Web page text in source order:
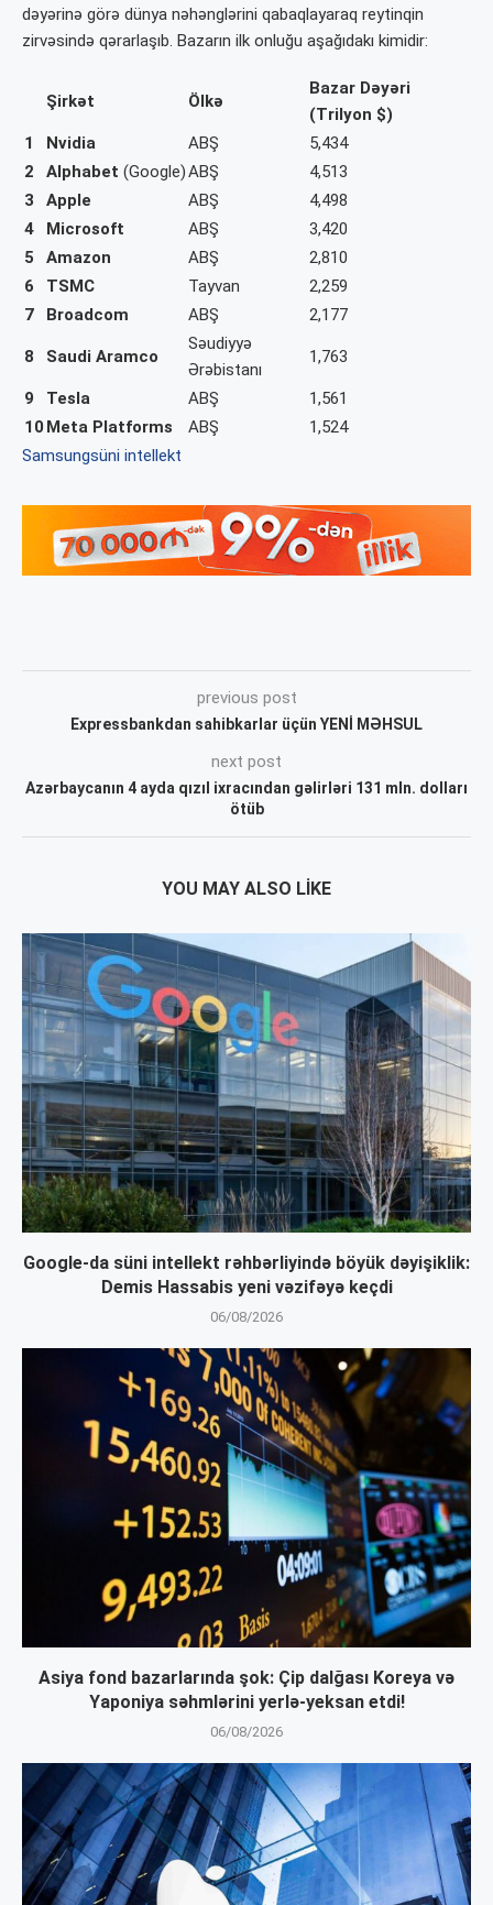
dəyərinə görə dünya nəhənglərini qabaqlayaraq reytinqin
zirvəsində qərarlaşıb. Bazarın ilk onluğu aşağıdakı kimidir:
Şirkət Ölkə
Bazar Dəyəri
(Trilyon $)
1
Nvidia ABŞ
5,434
2
Alphabet (Google)ABŞ
4,513
3
Apple ABŞ
4,498
4
Microsoft ABŞ
3,420
5
Amazon ABŞ
2,810
6
TSMC Tayvan
2,259
7
Broadcom ABŞ 2,177
8 Saudi Aramco
Səudiyyə
Ərəbistanı
1,763
9 Tesla ABŞ
1,561
10 Meta Platforms ABŞ
1,524
Samsungsüni intellekt
previous post
Expressbankdan sahibkarlar üçün YENİ MƏHSUL
next post
Azərbaycanın 4 ayda qızıl ixracından gəlirləri 131 mln. dolları
ötüb
YOU MAY ALSO LIKE
Google-da süni intellekt rəhbərliyində böyük dəyişiklik:
Demis Hassabis yeni vəzifəyə keçdi
06/08/2026
Asiya fond bazarlarında şok: Çip dalğası Koreya və
Yaponiya səhmlərini yerlə-yeksan etdi!
06/08/2026